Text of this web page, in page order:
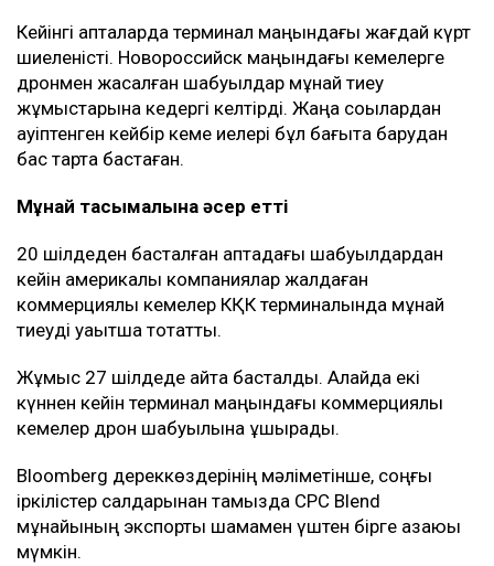
Кейінгі апталарда терминал маңындағы жағдай күрт
шиеленісті. Новороссийск маңындағы кемелерге
дронмен жасалған шабуылдар мұнай тиеу
жұмыстарына кедергі келтірді. Жаңа соққылардан
қауіптенген кейбір кеме иелері бұл бағытқа барудан
бас тарта бастаған.
Мұнай тасымалына әсер етті
20 шілдеден басталған аптадағы шабуылдардан
кейін америкалық компаниялар жалдаған
коммерциялық кемелер КҚК терминалында мұнай
тиеуді уақытша тоқтатты.
Жұмыс 27 шілдеде қайта басталды. Алайда екі
күннен кейін терминал маңындағы коммерциялық
кемелер дрон шабуылына ұшырады.
Bloomberg дереккөздерінің мәліметінше, соңғы
іркілістер салдарынан тамызда CPC Blend
мұнайының экспорты шамамен үштен бірге азаюы
мүмкін.